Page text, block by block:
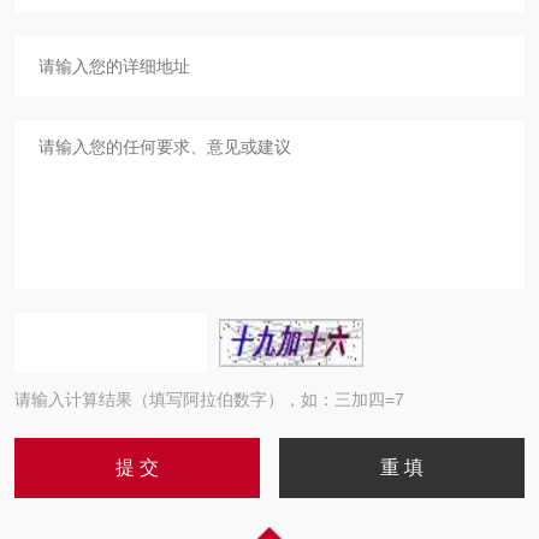
请输入计算结果（填写阿拉伯数字），如：三加四=7